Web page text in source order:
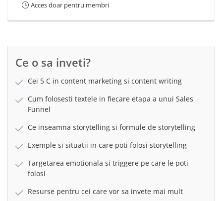
Acces doar pentru membri
Ce o sa inveti?
Cei 5 C in content marketing si content writing
Cum folosesti textele in fiecare etapa a unui Sales
Funnel
Ce inseamna storytelling si formule de storytelling
Exemple si situatii in care poti folosi storytelling
Targetarea emotionala si triggere pe care le poti
folosi
Resurse pentru cei care vor sa invete mai mult